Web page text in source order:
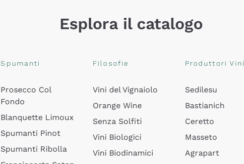
Esplora il catalogo
Spumanti
Prosecco Col
Fondo
Blanquette Limoux
Spumanti Pinot
Spumanti Ribolla
Filosofie
Vini del Vignaiolo
Orange Wine
Senza Solfiti
Vini Biologici
Vini Biodinamici
Produttori Vini
Sedilesu
Bastianich
Ceretto
Masseto
Agrapart